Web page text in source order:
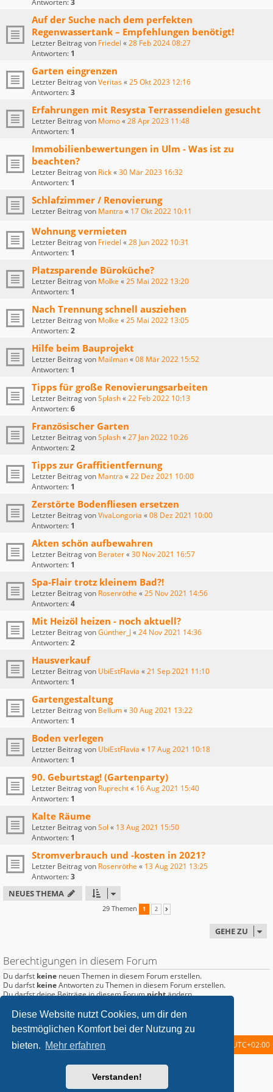
Diese Website nutzt Cookies, um dir den
bestmöglichen Komfort bei der Nutzung zu
bieten. Mehr erfahren
Verstanden!
Antworten:3
Auf der Suche nach dem perfekten
Regenwassertank – Empfehlungen benötigt!
Letzter Beitrag von Friedel «28 Feb 2024 08:27
Antworten: 1
Garten eingrenzen
Letzter Beitrag vonVeritas«25 Okt 2023 12:16
Antworten:3
Erfahrungen mit Resysta Terrassendielen gesucht
Letzter Beitrag von Momo«28 Apr 2023 11:48
Antworten: 1
Immobilienbewertungen in Ulm - Was ist zu
beachten?
Letzter Beitrag von Rick«30 Mär 2023 16:32
Antworten: 1
Schlafzimmer / Renovierung
Letzter Beitrag von Mantra « 17 Okt 2022 10:11
Wohnung vermieten
Letzter Beitrag von Friedel «28 Jun 2022 10:31
Antworten: 1
Platzsparende Büroküche?
Letzter Beitrag von Molke «25 Mai 2022 13:20
Antworten: 1
Nach Trennung schnell ausziehen
Letzter Beitrag von Molke «25 Mai 2022 13:05
Antworten:2
Hilfe beim Bauprojekt
Letzter Beitrag von Mailman«08 Mär 2022 15:52
Antworten: 1
Tipps für große Renovierungsarbeiten
Letzter Beitrag vonSplash«22 Feb 2022 10:13
Antworten:6
Französischer Garten
Letzter Beitrag vonSplash«27 Jan 2022 10:26
Antworten:2
Tipps zur Graffitientfernung
Letzter Beitrag von Mantra «22 Dez 2021 10:00
Antworten: 1
Zerstörte Bodenfliesen ersetzen
Letzter Beitrag vonVivaLongoria «08 Dez 2021 10:00
Antworten: 1
Akten schön aufbewahren
Letzter Beitrag von Berater«30 Nov 2021 16:57
Antworten: 1
Spa-Flair trotz kleinem Bad?!
Letzter Beitrag von Rosenröthe «25 Nov 2021 14:56
Antworten:4
Mit Heizöl heizen - noch aktuell?
Letzter Beitrag vonGünther_J«24 Nov 2021 14:36
Antworten:2
Hausverkauf
Letzter Beitrag von UbiEstFlavia «21 Sep 2021 11:10
Antworten: 1
Gartengestaltung
Letzter Beitrag von Bellum«30 Aug 2021 13:22
Antworten: 1
Boden verlegen
Letzter Beitrag von UbiEstFlavia « 17 Aug 2021 10:18
Antworten: 1
90. Geburtstag! (Gartenparty)
Letzter Beitrag von Ruprecht« 16 Aug 2021 15:40
Antworten: 1
Kalte Räume
Letzter Beitrag vonSol « 13 Aug 2021 15:50
Antworten: 1
Stromverbrauch und -kosten in 2021?
Letzter Beitrag von Rosenröthe « 13 Aug 2021 13:25
Antworten:3
NEUES THEMA
29 Themen 1 2
GEHE ZU
Berechtigungen in diesem Forum
Du darfst keine neuen Themen in diesem Forum erstellen.
Du darfst keineAntworten zu Themen in diesem Forum erstellen.
Du darfst deine Beiträge in diesem Forumnichtändern.
Du darfstkeineDateianhänge in diesem Forum erstellen.
Startseite Foren-Übersicht UTC+02:00
metrolike style byEric SeguinUpdated for phpBB3.2 by
Powered byphpBB® Forum Software © phpBB Limited
Deutsche Übersetzung durchphpBB.de